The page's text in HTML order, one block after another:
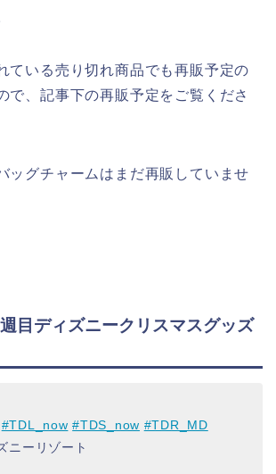
ている売り切れ商品でも再販予定の
で、記事下の再販予定をご覧くださ
ッグチャームはまだ再販していませ
目ディズニークリスマスグッズ
#TDL_now #TDS_now #TDR_MD
ニーリゾート